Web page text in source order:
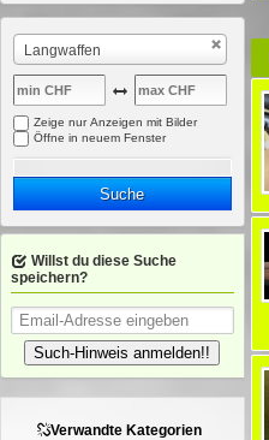
Langwaffen
Zeige nur Anzeigen mit Bilder
Öffne in neuem Fenster
Suche
Willst du diese Suche
speichern?
Such-Hinweis anmelden!!
Verwandte Kategorien